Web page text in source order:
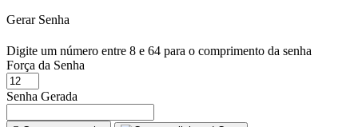
Gerar Senha
Digite um número entre 8 e 64 para o comprimento da senha
Força da Senha
Senha Gerada